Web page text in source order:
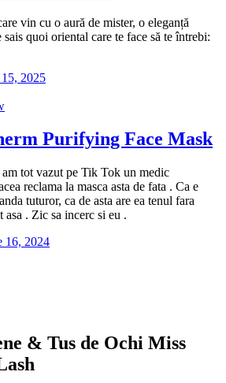
vin cu o aură de mister, o eleganță
sais quoi oriental care te face să te întrebi:
2025
Purifying Face Mask
am tot vazut pe Tik Tok un medic
reclama la masca asta de fata . Ca e
tuturor, ca de asta are ea tenul fara
. Zic sa incerc si eu .
16, 2024
& Tus de Ochi Miss